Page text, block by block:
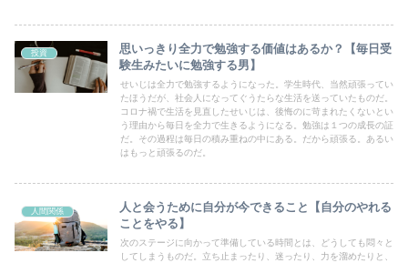
投資
思いっきり全力で勉強する価値はあるか？【毎日受
験生みたいに勉強する男】
せいじは全力で勉強するようになった。学生時代、当然頑張ってい
たほうだが、社会人になってぐうたらな生活を送っていたものだ。
コロナ禍で生活を見直したせいじは、後悔のに苛まれたくないとい
う理由から毎日を全力で生きるようになる。勉強は１つの成長の証
だ。その過程は毎日の積み重ねの中にある。だから頑張る。あるい
はもっと頑張るのだ。
人間関係
人と会うために自分が今できること【自分のやれる
ことをやる】
次のステージに向かって準備している時間とは、どうしても悶々と
してしまうものだ。立ち止まったり、迷ったり、力を溜めたりと、